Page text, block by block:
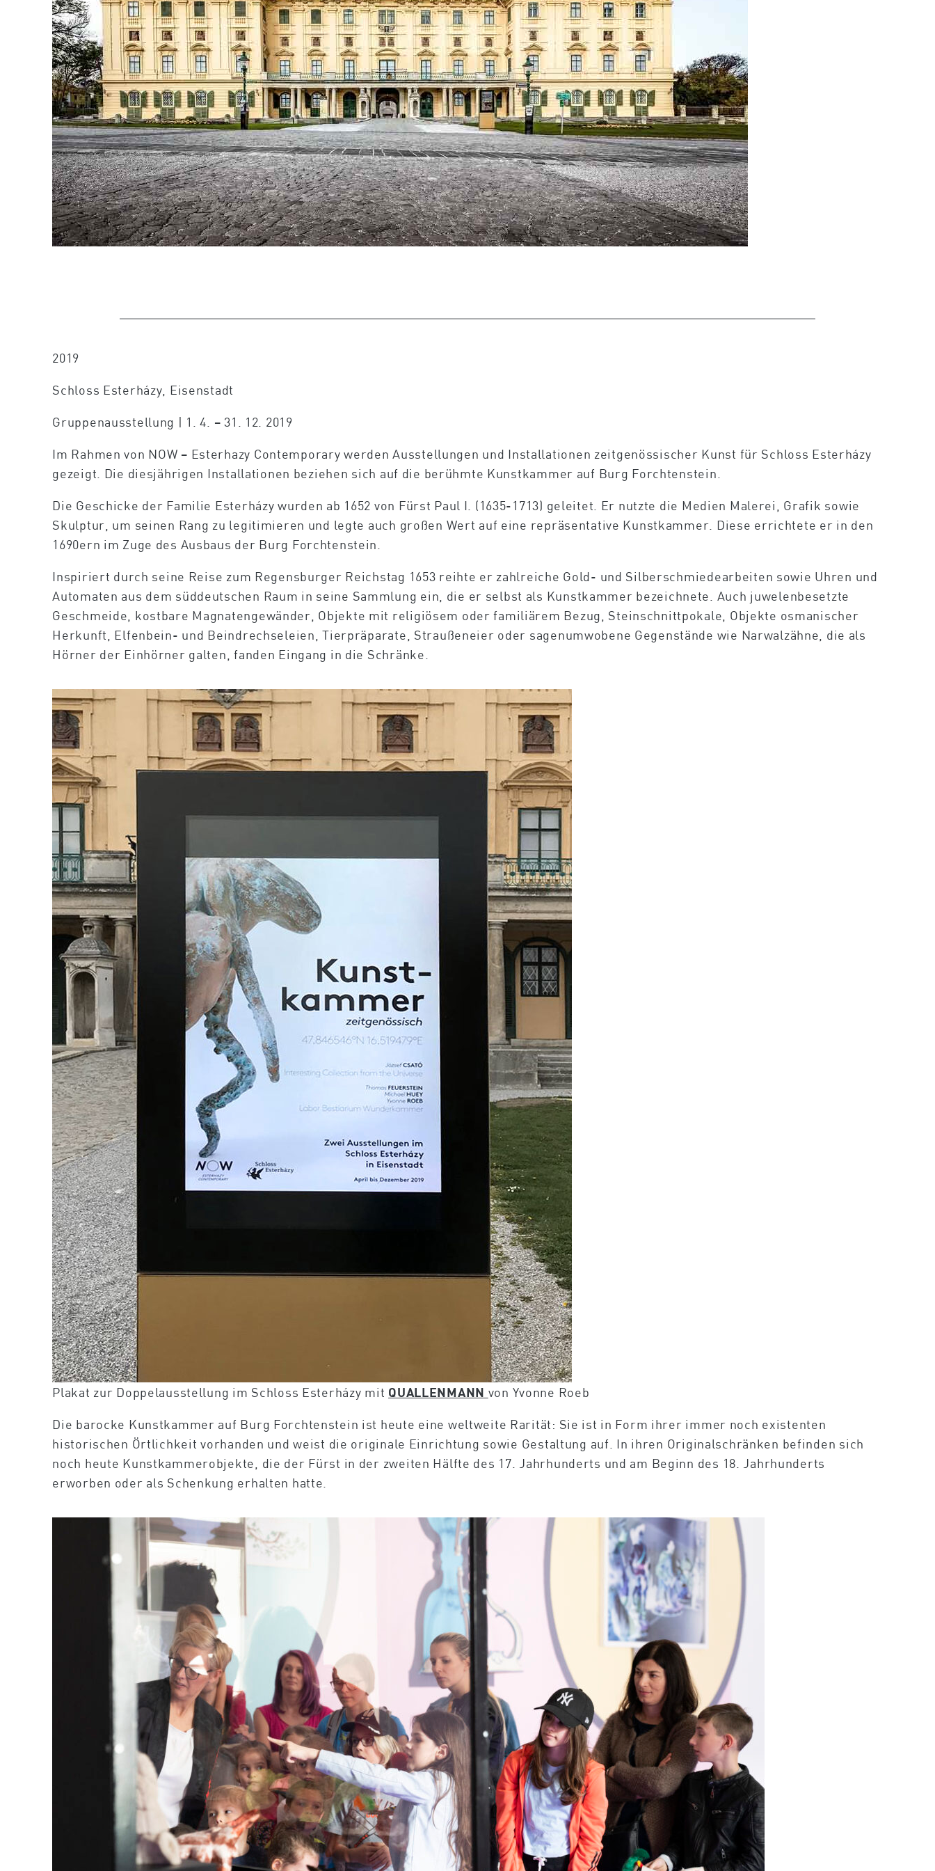
2019
Schloss Esterházy, Eisenstadt
Gruppenausstellung | 1. 4. – 31. 12. 2019
Im Rahmen von NOW – Esterhazy Contemporary werden Ausstellungen und Installationen zeitgenössischer Kunst für Schloss Esterházy
gezeigt. Die diesjährigen Installationen beziehen sich auf die berühmte Kunstkammer auf Burg Forchtenstein.
Die Geschicke der Familie Esterházy wurden ab 1652 von Fürst Paul I. (1635-1713) geleitet. Er nutzte die Medien Malerei, Grafik sowie
Skulptur, um seinen Rang zu legitimieren und legte auch großen Wert auf eine repräsentative Kunstkammer. Diese errichtete er in den
1690ern im Zuge des Ausbaus der Burg Forchtenstein.
Inspiriert durch seine Reise zum Regensburger Reichstag 1653 reihte er zahlreiche Gold- und Silberschmiedearbeiten sowie Uhren und
Automaten aus dem süddeutschen Raum in seine Sammlung ein, die er selbst als Kunstkammer bezeichnete. Auch juwelenbesetzte
Geschmeide, kostbare Magnatengewänder, Objekte mit religiösem oder familiärem Bezug, Steinschnittpokale, Objekte osmanischer
Herkunft, Elfenbein- und Beindrechseleien, Tierpräparate, Straußeneier oder sagenumwobene Gegenstände wie Narwalzähne, die als
Hörner der Einhörner galten, fanden Eingang in die Schränke.
Plakat zur Doppelausstellung im Schloss Esterházy mit QUALLENMANN von Yvonne Roeb
Die barocke Kunstkammer auf Burg Forchtenstein ist heute eine weltweite Rarität: Sie ist in Form ihrer immer noch existenten
historischen Örtlichkeit vorhanden und weist die originale Einrichtung sowie Gestaltung auf. In ihren Originalschränken befinden sich
noch heute Kunstkammerobjekte, die der Fürst in der zweiten Hälfte des 17. Jahrhunderts und am Beginn des 18. Jahrhunderts
erworben oder als Schenkung erhalten hatte.